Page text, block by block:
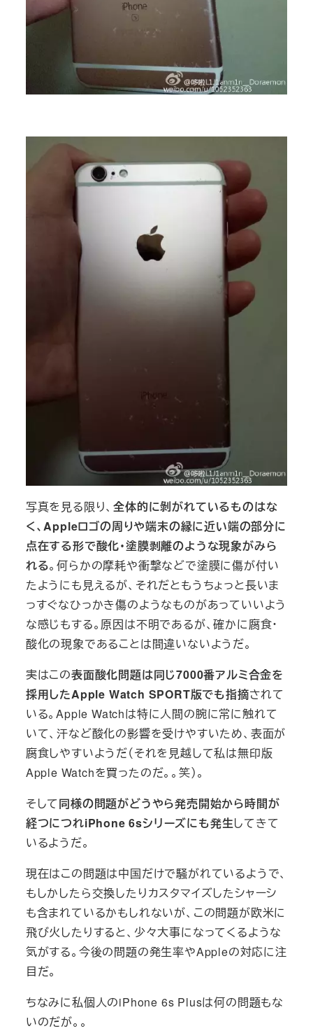
写真を見る限り、全体的に剝がれているものはな
く、Appleロゴの周りや端末の縁に近い端の部分に
点在する形で酸化・塗膜剥離のような現象がみら
れる。何らかの摩耗や衝撃などで塗膜に傷が付い
たようにも見えるが、それだともうちょっと長いま
っすぐなひっかき傷のようなものがあっていいよう
な感じもする。原因は不明であるが、確かに腐食・
酸化の現象であることは間違いないようだ。
実はこの表面酸化問題は同じ7000番アルミ合金を
採用したApple Watch SPORT版でも指摘されて
いる。Apple Watchは特に人間の腕に常に触れて
いて、汗など酸化の影響を受けやすいため、表面が
腐食しやすいようだ（それを見越して私は無印版
Apple Watchを買ったのだ。。笑）。
そして同様の問題がどうやら発売開始から時間が
経つにつれiPhone 6sシリーズにも発生してきて
いるようだ。
現在はこの問題は中国だけで騒がれているようで、
もしかしたら交換したりカスタマイズしたシャーシ
も含まれているかもしれないが、この問題が欧米に
飛び火したりすると、少々大事になってくるような
気がする。今後の問題の発生率やAppleの対応に注
目だ。
ちなみに私個人のiPhone 6s Plusは何の問題もな
いのだが。。